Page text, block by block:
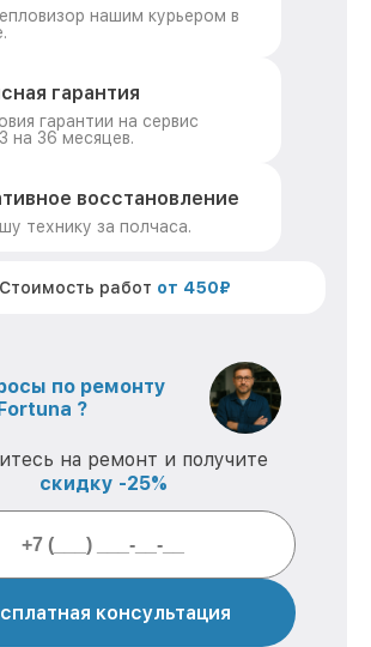
нашим курьером в
гарантия
гарантии на сервис
на 36 месяцев.
восстановление
технику за полчаса.
Стоимость работ от 450₽
по ремонту
?
на ремонт и получите
скидку -25%
консультация